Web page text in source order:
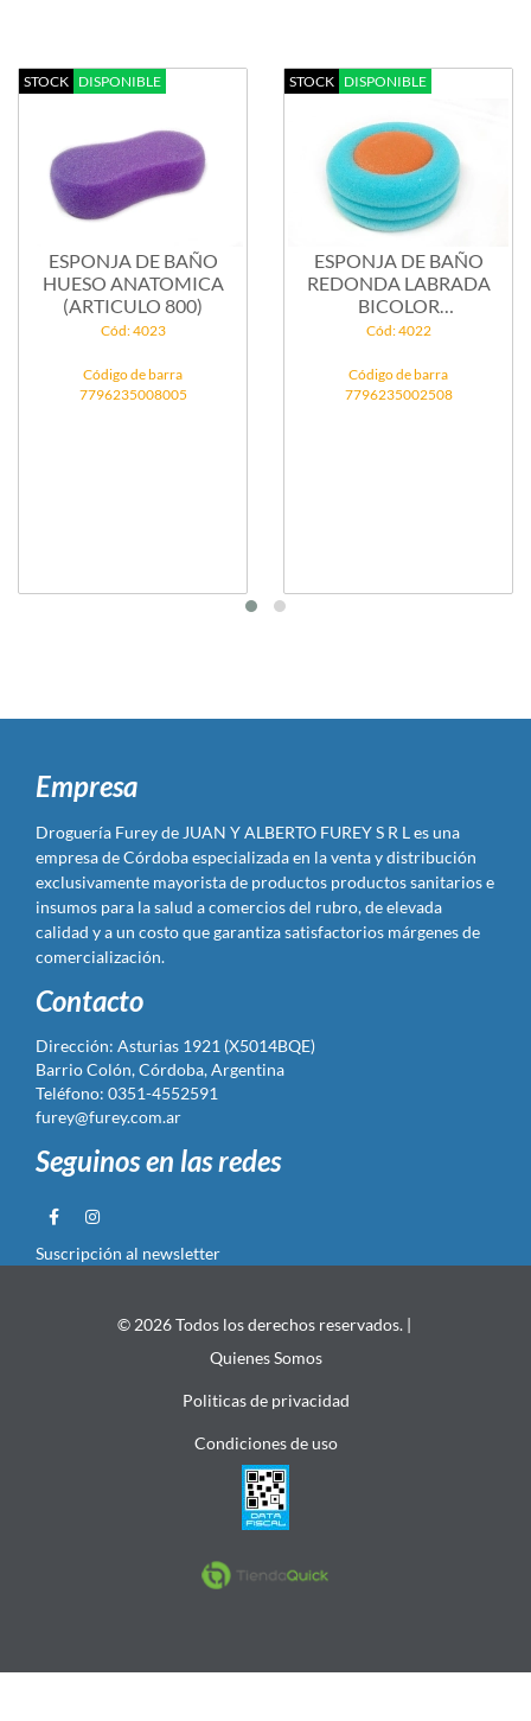
STOCK DISPONIBLE
ESPONJA DE BAÑO
HUESO ANATOMICA
(ARTICULO 800)
Cód: 4023
Código de barra
7796235008005
STOCK DISPONIBLE
ESPONJA DE BAÑO
REDONDA LABRADA
BICOLOR
(ARTICULO...
Cód: 4022
Código de barra
7796235002508
Empresa
Droguería Furey de JUAN Y ALBERTO FUREY S R L es una
empresa de Córdoba especializada en la venta y distribución
exclusivamente mayorista de productos productos sanitarios e
insumos para la salud a comercios del rubro, de elevada
calidad y a un costo que garantiza satisfactorios márgenes de
comercialización.
Contacto
Dirección: Asturias 1921 (X5014BQE)
Barrio Colón, Córdoba, Argentina
Teléfono: 0351-4552591
furey@furey.com.ar
Seguinos en las redes
Suscripción al newsletter
© 2026 Todos los derechos reservados. |
Quienes Somos
Politicas de privacidad
Condiciones de uso